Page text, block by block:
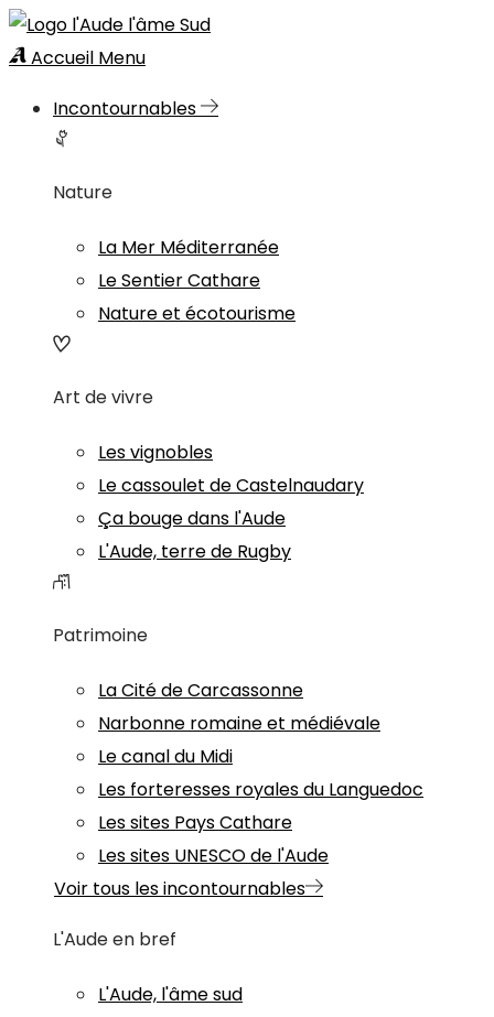
Accueil Menu
Incontournables
Nature
La Mer Méditerranée
Le Sentier Cathare
Nature et écotourisme
Art de vivre
Les vignobles
Le cassoulet de Castelnaudary
Ça bouge dans l'Aude
L'Aude, terre de Rugby
Patrimoine
La Cité de Carcassonne
Narbonne romaine et médiévale
Le canal du Midi
Les forteresses royales du Languedoc
Les sites Pays Cathare
Les sites UNESCO de l'Aude
Voir tous les incontournables
L'Aude en bref
L'Aude, l'âme sud